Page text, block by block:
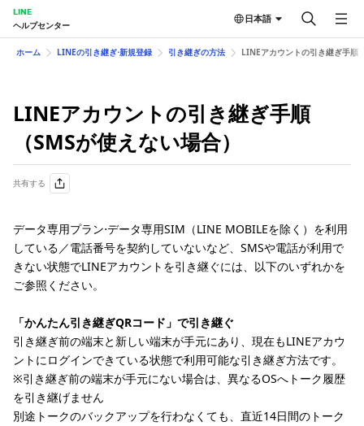
LINE
ヘルプセンター
日本語
ホーム LINEの引き継ぎ⋅新規登録 引き継ぎの方法 LINEアカウントの引き継ぎ手順
LINEアカウントの引き継ぎ手順
（SMSが使えない場合）
共有する
データ専用プラン⋅データ専用SIM（LINE MOBILEを除く）を利用
している／電話番号を契約していないなど、SMSや電話が利用で
きない状態でLINEアカウントを引き継ぐには、以下のいずれかを
ご参照ください。
「かんたん引き継ぎQRコード」で引き継ぐ
引き継ぎ前の端末と新しい端末が手元にあり、現在もLINEアカウ
ントにログインできている状態で利用可能な引き継ぎ方法です。
※引き継ぎ前の端末が手元にない場合は、異なるOSへトーク履歴
を引き継げません
別途トークのバックアップを行わなくても、直近14日間のトーク